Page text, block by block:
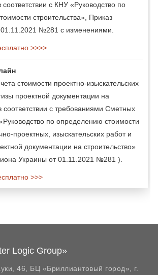
соответствии с КНУ «Руководство по
строительства», Приказ
№281 с изменениями.
>>>>
стоимости проектно-изыскательских
проектной документации на
соответствии с требованиями Сметных
по определению стоимости
проектных, изыскательских работ и
документации на строительство»
Украины от 01.11.2021 №281 ).
>>>
Logic Group»
46, БЦ «Бриллиантовый город»,
г.